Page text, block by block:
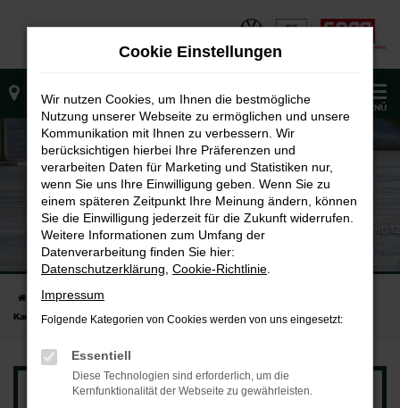
Zum
MENÜ
Škoda Kamiq Balance - ab 169 €³ mtl.
Eroberungsangebot für Privatkunden
Energieverbrauch (kombiniert) 5,6 l/100km CO2-Emissionen (kombiniert)
CO2-Klasse (kombiniert): D
Startseite Fahrzeugangebote
Kamiq Balance - ab 169 €³ mtl.
LEASINGANGEBOT
Cookie Einstellungen
Wir nutzen Cookies, um Ihnen die bestmögliche
Nutzung unserer Webseite zu ermöglichen und unsere
Kommunikation mit Ihnen zu verbessern. Wir
berücksichtigen hierbei Ihre Präferenzen und
verarbeiten Daten für Marketing und Statistiken nur,
wenn Sie uns Ihre Einwilligung geben. Wenn Sie zu
einem späteren Zeitpunkt Ihre Meinung ändern, können
Sie die Einwilligung jederzeit für die Zukunft widerrufen.
Weitere Informationen zum Umfang der
Datenverarbeitung finden Sie hier:
Datenschutzerklärung Cookie-Richtlinie
Impressum
Folgende Kategorien von Cookies werden von uns eingesetzt:
Essentiell
Diese Technologien sind erforderlich, um die
Kernfunktionalität der Webseite zu gewährleisten.